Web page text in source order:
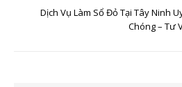
Dịch Vụ Làm Sổ Đỏ Tại Tây Ninh
Chóng – Tư